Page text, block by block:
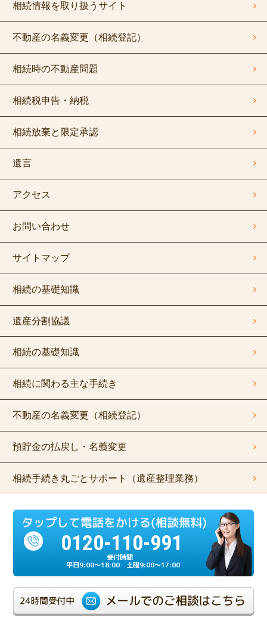
相続の基礎知識
相続に関わる主な手続き
不動産の名義変更（相続登記）
預貯金の払戻し・名義変更
相続手続き丸ごとサポート（遺産整理業務）
アクセス
お問い合わせ
サイトマップ
相続の基礎知識
遺産分割協議
不動産の名義変更（相続登記）
相続時の不動産問題
相続税申告・納税
相続放棄と限定承認
遺言
相続情報を取り扱うサイト
0120-110-991
平日9:00～18:00 土曜9:00～17:00